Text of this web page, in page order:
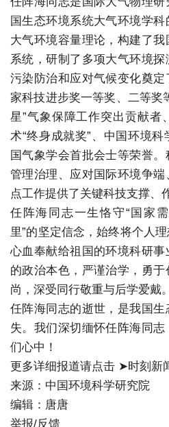
国生态环境系统大气环境学
大气环境容量理论，构建了
系统，研制了多项大气环境
污染防治和应对气候变化奠
家科技进步奖一等奖、二等奖
星”气象保障工作突出贡献者
术“终身成就奖”、中国环境
国气象学会首批会士等荣誉
管理治理、应对国际环境争
点工作提供了关键科技支撑、
任阵海同志一生恪守“国家
里”的坚定信念，始终将个人
心血奉献给祖国的环境科研
的政治本色，严谨治学，勇
尚，深受同行敬重与后学爱戴。
任阵海同志的逝世，是我国
失。我们深切缅怀任阵海同
们心中！
更多详细报道请点击 ➤时刻新
来源：中国环境科学研究院
编辑：唐唐
举报/反馈